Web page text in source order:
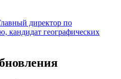
директор по
кандидат географических